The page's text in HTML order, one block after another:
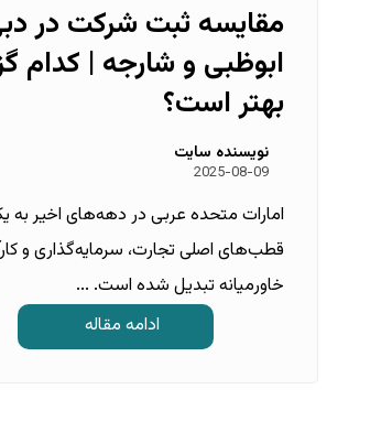
مقایسه ثبت شرکت در
ابوظبی و شارجه | کدام
بهتر است؟
نویسنده سایت
2025-08-09
امارات متحده عربی در دهه‌های اخیر به
قطب‌های اصلی تجارت، سرمایه‌گذاری و
خاورمیانه تبدیل شده است. ...
ادامه مقاله